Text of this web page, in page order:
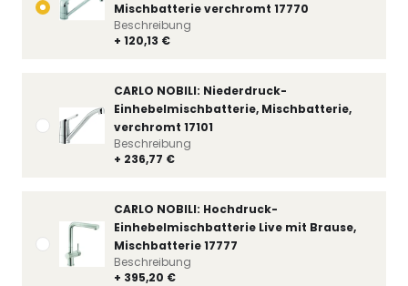
Mischbatterie verchromt 17770
+ 120,13 €
Beschreibung
CARLO NOBILI: Niederdruck-
Einhebelmischbatterie, Mischbatterie,
verchromt 17101
+ 236,77 €
Beschreibung
CARLO NOBILI: Hochdruck-
Einhebelmischbatterie Live mit Brause,
Mischbatterie 17777
+ 395,20 €
Beschreibung